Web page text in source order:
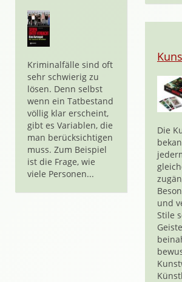
Kriminalfälle sind oft
sehr schwierig zu
lösen. Denn selbst
wenn ein Tatbestand
völlig klar erscheint,
gibt es Variablen, die
man berücksichtigen
muss. Zum Beispiel
ist die Frage, wie
viele Personen...
Die
und
Stile